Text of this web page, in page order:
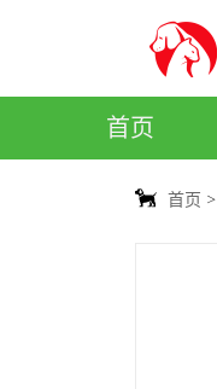
首页
首页